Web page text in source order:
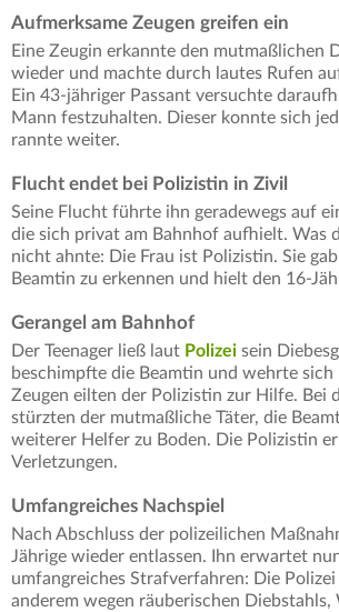
Aufmerksame Zeugen greifen ein
Eine Zeugin erkannte den mutmaßlichen
wieder und machte durch lautes Rufen
Ein 43-jähriger Passant versuchte
Mann festzuhalten. Dieser konnte sich
rannte weiter.
Flucht endet bei Polizistin in Zivil
Seine Flucht führte ihn geradewegs auf
die sich privat am Bahnhof aufhielt. Was
nicht ahnte: Die Frau ist Polizistin. Sie
Beamtin zu erkennen und hielt den 16-
Gerangel am Bahnhof
Der Teenager ließ laut Polizei sein
beschimpfte die Beamtin und wehrte
Zeugen eilten der Polizistin zur Hilfe. Bei
stürzten der mutmaßliche Täter, die
weiterer Helfer zu Boden. Die Polizistin
Verletzungen.
Umfangreiches Nachspiel
Nach Abschluss der polizeilichen
Jährige wieder entlassen. Ihn erwartet
umfangreiches Strafverfahren: Die
anderem wegen räuberischen Diebstahls,